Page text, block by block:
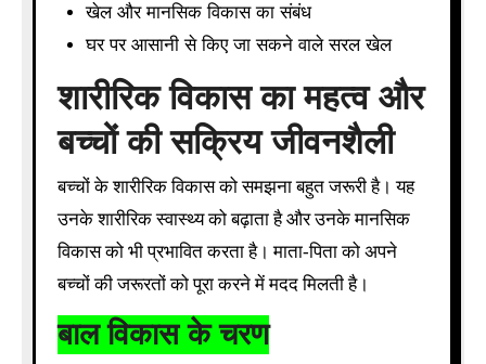
खेल और मानसिक विकास का संबंध
घर पर आसानी से किए जा सकने वाले सरल खेल
शारीरिक विकास का महत्व और
बच्चों की सक्रिय जीवनशैली
बच्चों के शारीरिक विकास को समझना बहुत जरूरी है। यह
उनके शारीरिक स्वास्थ्य को बढ़ाता है और उनके मानसिक
विकास को भी प्रभावित करता है। माता-पिता को अपने
बच्चों की जरूरतों को पूरा करने में मदद मिलती है।
बाल विकास के चरण